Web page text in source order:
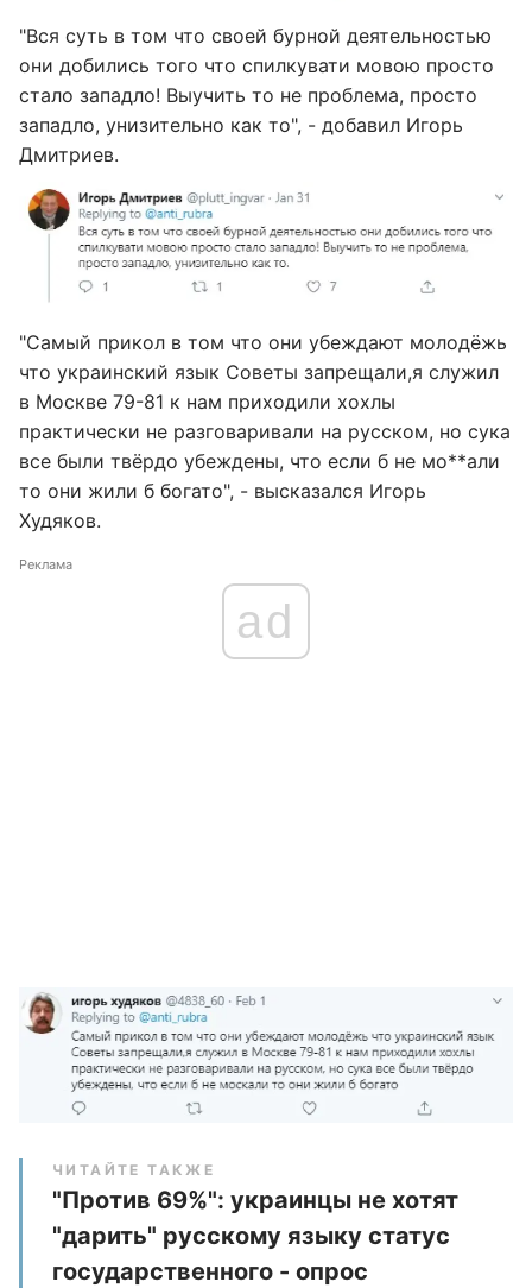
"Вся суть в том что своей бурной деятельностью
они добились того что спилкувати мовою просто
стало западло! Выучить то не проблема, просто
западло, унизительно как то", - добавил Игорь
Дмитриев.
"Самый прикол в том что они убеждают молодёжь
что украинский язык Советы запрещали,я служил
в Москве 79-81 к нам приходили хохлы
практически не разговаривали на русском, но сука
все были твёрдо убеждены, что если б не мо**али
то они жили б богато", - высказался Игорь
Худяков.
Реклама
ad
ЧИТАЙТЕ ТАКЖЕ
"Против 69%": украинцы не хотят
"дарить" русскому языку статус
государственного - опрос